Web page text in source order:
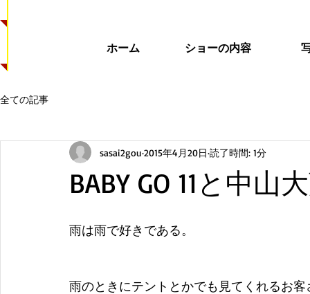
ホーム ショーの内容
全ての記事
BABY GO 11と中山
sasai2gou 2015年4月20日 読了時間: 1分
雨は雨で好きである。
雨のときにテントとかでも見てくれるお